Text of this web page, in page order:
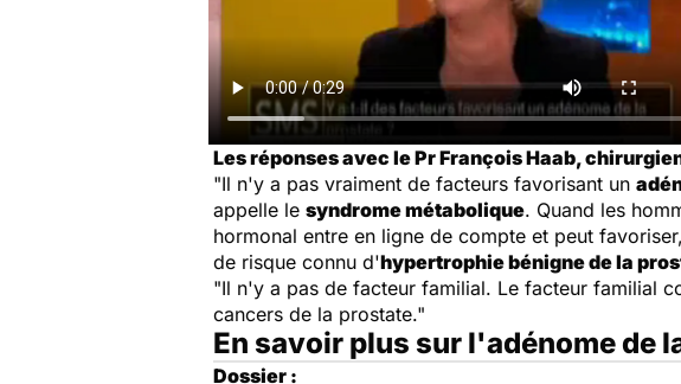
Les réponses avec le Pr François Haab,
"Il n'y a pas vraiment de facteurs favorisant un
appelle le syndrome métabolique. Quand les
hormonal entre en ligne de compte et peut
de risque connu d'hypertrophie bénigne de la
"Il n'y a pas de facteur familial. Le facteur familial
cancers de la prostate."
En savoir plus sur l'adénome de
Dossier :